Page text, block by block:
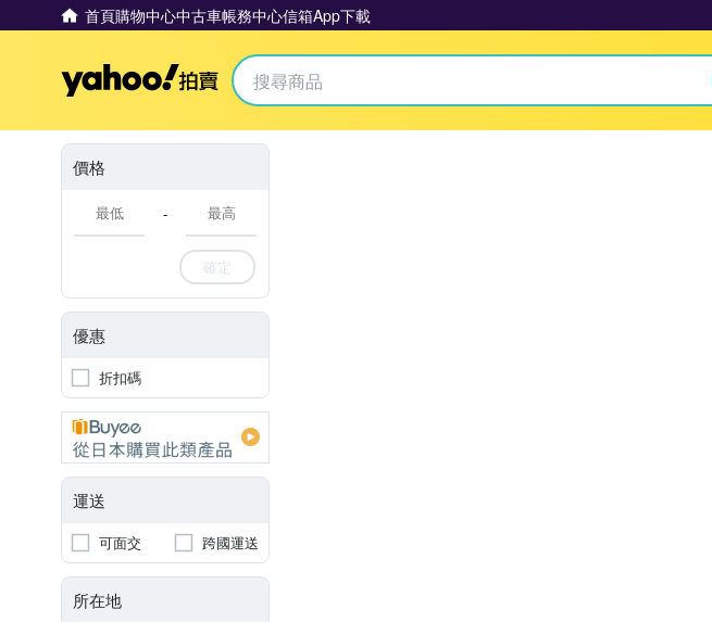
首頁購物中心中古車帳務中心信箱App下載
Yahoo拍賣
價格
-
確定
優惠
折扣碼
運送
可面交 跨國運送
所在地